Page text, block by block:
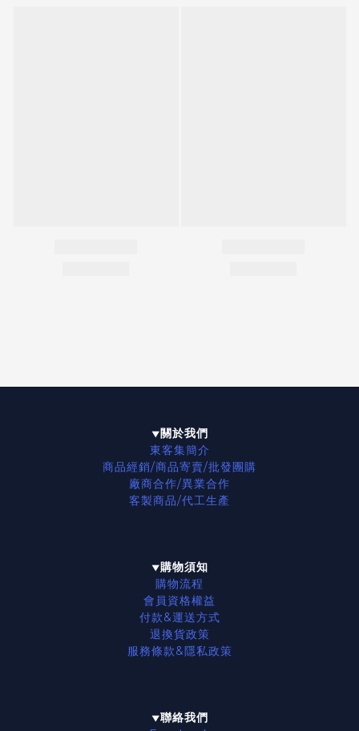
▼關於我們
東客集簡介
商品經銷/商品寄賣/批發團購
廠商合作/異業合作
客製商品/代工生產
▼購物須知
購物流程
會員資格權益
付款&運送方式
退換貨政策
服務條款&隱私政策
▼聯絡我們